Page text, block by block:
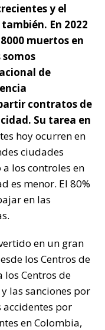
y el
En 2022
muertos en
de
contratos de
Su tarea en
hoy ocurren en
ciudades
los controles en
es menor. El 80%
en las
en un gran
los Centros de
los Centros de
las sanciones por
por
en Colombia,